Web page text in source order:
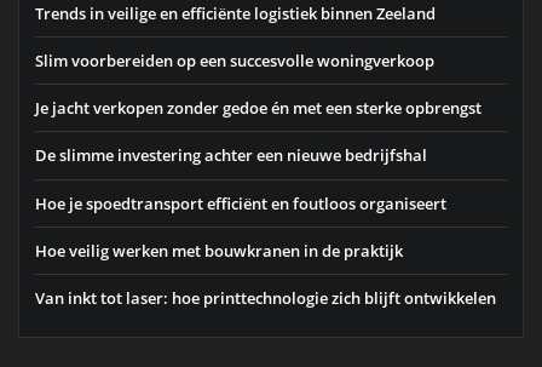
Trends in veilige en efficiënte logistiek binnen Zeeland
Slim voorbereiden op een succesvolle woningverkoop
Je jacht verkopen zonder gedoe én met een sterke opbrengst
De slimme investering achter een nieuwe bedrijfshal
Hoe je spoedtransport efficiënt en foutloos organiseert
Hoe veilig werken met bouwkranen in de praktijk
Van inkt tot laser: hoe printtechnologie zich blijft ontwikkelen